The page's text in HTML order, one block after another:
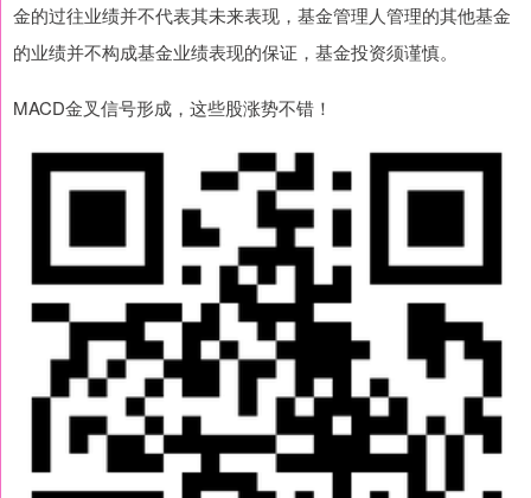
金的过往业绩并不代表其未来表现，基金管理人管理的其他基金
的业绩并不构成基金业绩表现的保证，基金投资须谨慎。
MACD金叉信号形成，这些股涨势不错！